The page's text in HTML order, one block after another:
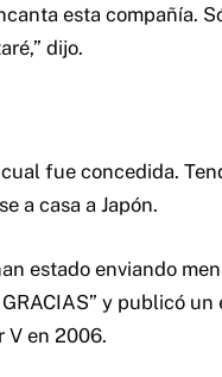
esta compañía.
dijo.
fue concedida.
a casa a Japón.
estado enviando
y publicó un
V en 2006.